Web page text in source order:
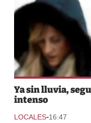
Ya sin lluvia,
intenso
LOCALES-16:47